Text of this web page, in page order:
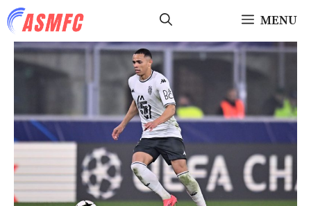
Aller
au
contenu
MENU